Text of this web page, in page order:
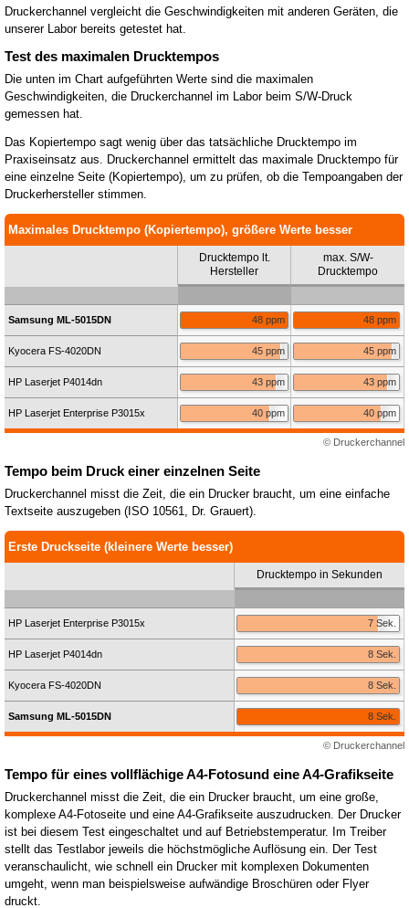
Druckerchannel vergleicht die Geschwindigkeiten mit anderen Geräten, die
unserer Labor bereits getestet hat.
Test des maximalen Drucktempos
Die unten im Chart aufgeführten Werte sind die maximalen
Geschwindigkeiten, die Druckerchannel im Labor beim S/W-Druck
gemessen hat.
Das Kopiertempo sagt wenig über das tatsächliche Drucktempo im
Praxiseinsatz aus. Druckerchannel ermittelt das maximale Drucktempo für
eine einzelne Seite (Kopiertempo), um zu prüfen, ob die Tempoangaben der
Druckerhersteller stimmen.
Maximales Drucktempo (Kopiertempo), größere Werte besser
Drucktempo lt.
Hersteller
max. S/W-
Drucktempo
Samsung ML-5015DN 48 ppm 48 ppm
Kyocera FS-4020DN 45 ppm 45 ppm
HP Laserjet P4014dn 43 ppm 43 ppm
HP Laserjet Enterprise P3015x 40 ppm 40 ppm
© Druckerchannel
Tempo beim Druck einer einzelnen Seite
Druckerchannel misst die Zeit, die ein Drucker braucht, um eine einfache
Textseite auszugeben (ISO 10561, Dr. Grauert).
Erste Druckseite (kleinere Werte besser)
Drucktempo in Sekunden
HP Laserjet Enterprise P3015x 7 Sek.
HP Laserjet P4014dn 8 Sek.
Kyocera FS-4020DN 8 Sek.
Samsung ML-5015DN 8 Sek.
© Druckerchannel
Tempo für eines vollflächige A4-Fotosund eine A4-Grafikseite
Druckerchannel misst die Zeit, die ein Drucker braucht, um eine große,
komplexe A4-Fotoseite und eine A4-Grafikseite auszudrucken. Der Drucker
ist bei diesem Test eingeschaltet und auf Betriebstemperatur. Im Treiber
stellt das Testlabor jeweils die höchstmögliche Auflösung ein. Der Test
veranschaulicht, wie schnell ein Drucker mit komplexen Dokumenten
umgeht, wenn man beispielsweise aufwändige Broschüren oder Flyer
druckt.